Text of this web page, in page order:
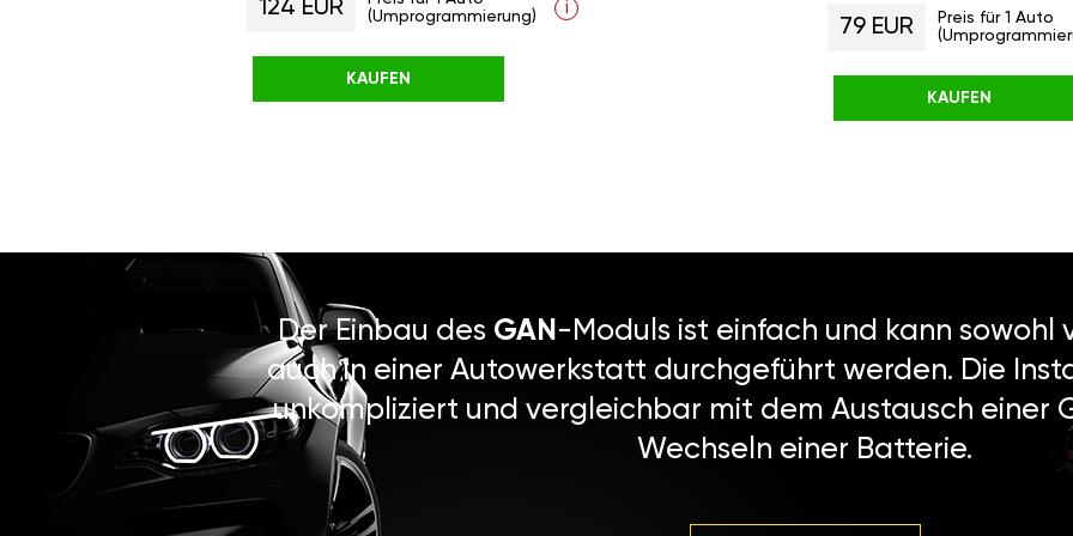
79 EUR
Preis für 1 Auto
KAUFEN
124 EUR
(Umprogrammierung)
i
KAUFEN
Der Einbau des GAN -Moduls ist einfach und kann sowohl
auch in einer Autowerkstatt durchgeführt werden. Die
unkompliziert und vergleichbar mit dem Austausch einer
Wechseln einer Batterie.